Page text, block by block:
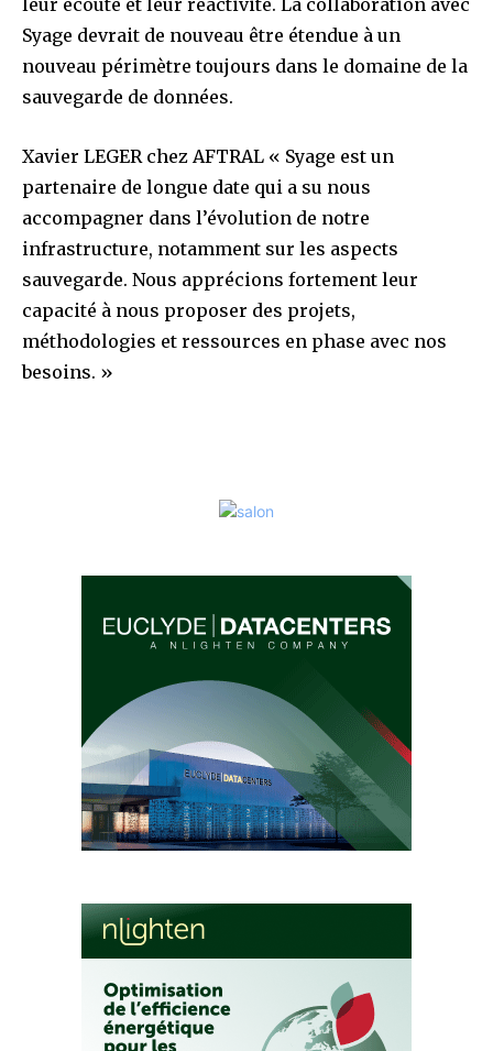
Syage devrait de nouveau être étendue à un
nouveau périmètre toujours dans le domaine de la
sauvegarde de données.
Xavier LEGER chez AFTRAL « Syage est un
partenaire de longue date qui a su nous
accompagner dans l’évolution de notre
infrastructure, notamment sur les aspects
sauvegarde. Nous apprécions fortement leur
capacité à nous proposer des projets,
méthodologies et ressources en phase avec nos
besoins. »